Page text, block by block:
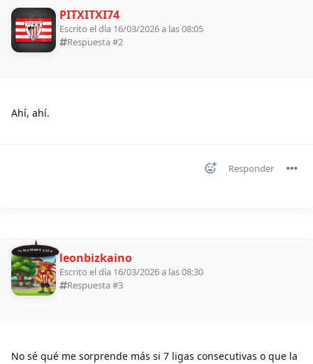
PITXITXI74
Escrito el día 16/03/2026 a las 08:05
Respuesta #2
Ahí, ahí.
Responder
11 ALDEANOS 2026 leonbizkaino
Escrito el día 16/03/2026 a las 08:30
Respuesta #3
No sé qué me sorprende más si 7 ligas consecutivas o que la